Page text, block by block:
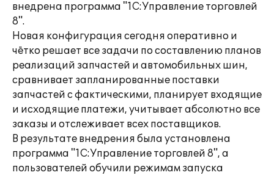
внедрена программа "1С:Управление торговлей
8".
Новая конфигурация сегодня оперативно и
чётко решает все задачи по составлению планов
реализаций запчастей и автомобильных шин,
сравнивает запланированные поставки
запчастей с фактическими, планирует входящие
и исходящие платежи, учитывает абсолютно все
заказы и отслеживает всех поставщиков.
В результате внедрения была установлена
программа "1С:Управление торговлей 8", а
пользователей обучили режимам запуска